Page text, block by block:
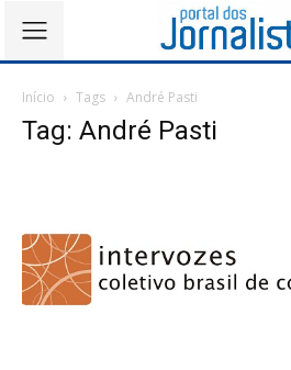
Início Tags André Pasti
Tag: André Pasti